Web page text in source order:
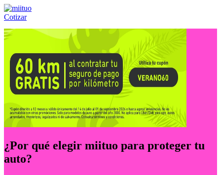
Cotizar
Llámanos al:(55) 84-21-05-00 ó
¿Por qué elegir miituo para proteger tu
auto?